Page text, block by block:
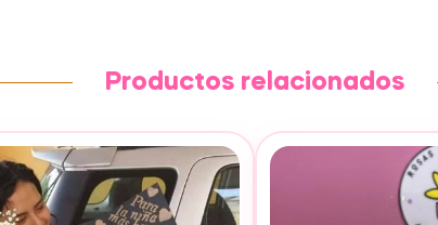
Productos relacionados